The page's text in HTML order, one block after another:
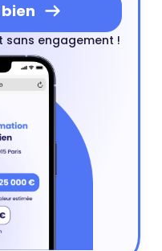
sans engagement !